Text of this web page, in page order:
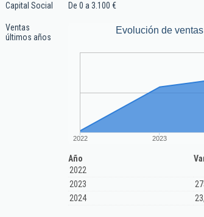
Capital Social De 0 a 3.100 €
Ventas
últimos años
Evolución de ventas
2022 2023
Año
2022
2023
2024